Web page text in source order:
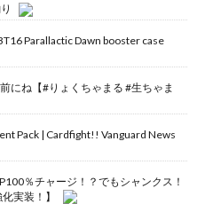
Parallactic Dawn booster case
にね【#りょくちゃまる #生ちゃま
Pack | Cardfight!! Vanguard News
％チャージ！？でもシャンクス！
実装！】